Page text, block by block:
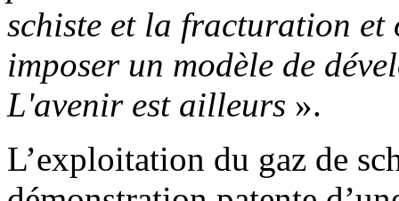
schiste et la fracturation et
imposer un modèle de
L'avenir est ailleurs ».
L’exploitation du gaz de